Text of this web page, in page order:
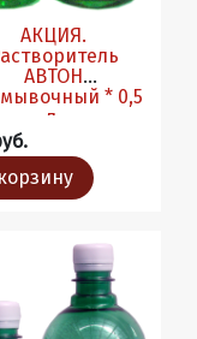
АКЦИЯ.
АВТОН
* 0,5
л.